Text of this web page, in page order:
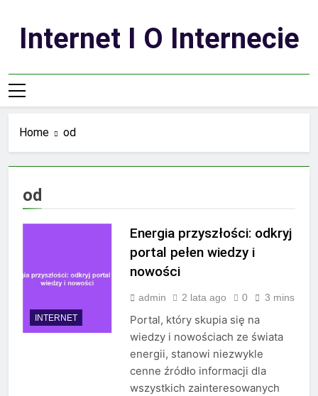
contentInternet I O Internecie
Home od
od
INTERNET
Energia przyszłości: odkryj
portal pełen wiedzy i
nowości
admin 2 lata ago 0 3 mins
Portal, który skupia się na
wiedzy i nowościach ze świata
energii, stanowi niezwykle
cenne źródło informacji dla
wszystkich zainteresowanych